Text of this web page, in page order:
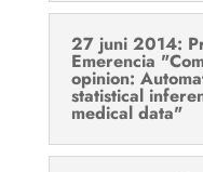
27 juni 2014:
Emerencia
opinion:
statistical
medical data"